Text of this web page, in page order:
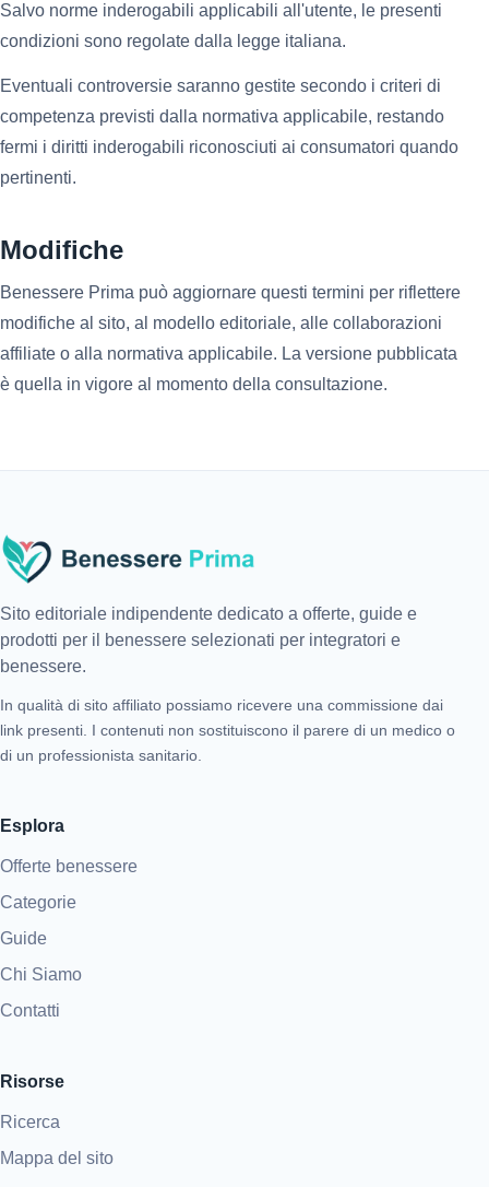
Salvo norme inderogabili applicabili all'utente, le presenti
condizioni sono regolate dalla legge italiana.
Eventuali controversie saranno gestite secondo i criteri di
competenza previsti dalla normativa applicabile, restando
fermi i diritti inderogabili riconosciuti ai consumatori quando
pertinenti.
Modifiche
Benessere Prima può aggiornare questi termini per riflettere
modifiche al sito, al modello editoriale, alle collaborazioni
affiliate o alla normativa applicabile. La versione pubblicata
è quella in vigore al momento della consultazione.
Sito editoriale indipendente dedicato a offerte, guide e
prodotti per il benessere selezionati per integratori e
benessere.
In qualità di sito affiliato possiamo ricevere una commissione dai
link presenti. I contenuti non sostituiscono il parere di un medico o
di un professionista sanitario.
Esplora
Offerte benessere
Categorie
Guide
Chi Siamo
Contatti
Risorse
Ricerca
Mappa del sito